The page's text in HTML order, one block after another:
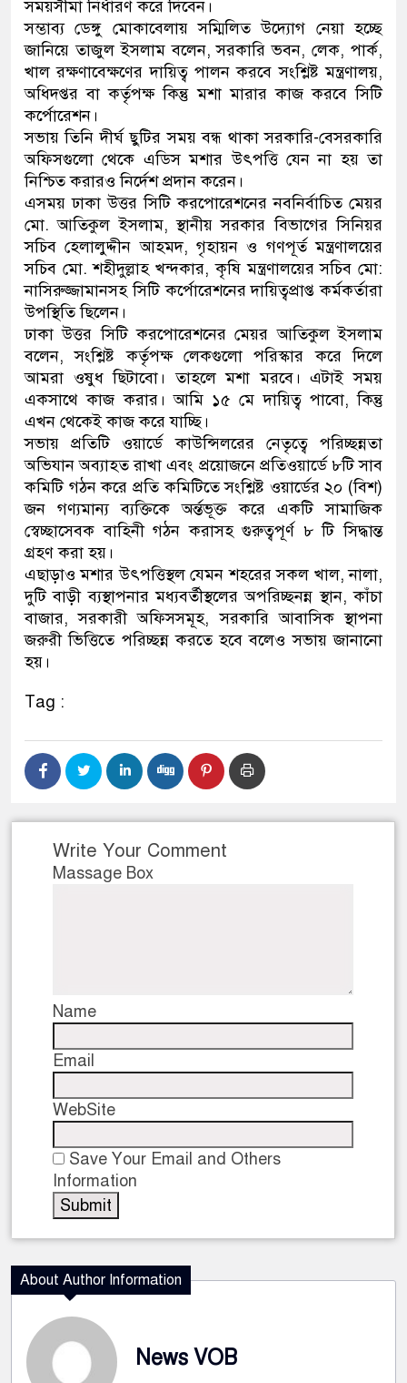
সময়সীমা নির্ধারণ করে দিবেন।
সম্ভাব্য ডেঙ্গু মোকাবেলায় সম্মিলিত উদ্যোগ নেয়া হচ্ছে
জানিয়ে তাজুল ইসলাম বলেন, সরকারি ভবন, লেক, পার্ক,
খাল রক্ষণাবেক্ষণের দায়িত্ব পালন করবে সংশ্লিষ্ট মন্ত্রণালয়,
অধিদপ্তর বা কর্তৃপক্ষ কিন্তু মশা মারার কাজ করবে সিটি
কর্পোরেশন।
সভায় তিনি দীর্ঘ ছুটির সময় বন্ধ থাকা সরকারি-বেসরকারি
অফিসগুলো থেকে এডিস মশার উৎপত্তি যেন না হয় তা
নিশ্চিত করারও নির্দেশ প্রদান করেন।
এসময় ঢাকা উত্তর সিটি করপোরেশনের নবনির্বাচিত মেয়র
মো. আতিকুল ইসলাম, স্থানীয় সরকার বিভাগের সিনিয়র
সচিব হেলালুদ্দীন আহমদ, গৃহায়ন ও গণপূর্ত মন্ত্রণালয়ের
সচিব মো. শহীদুল্লাহ খন্দকার, কৃষি মন্ত্রণালয়ের সচিব মো:
নাসিরুজ্জামানসহ সিটি কর্পোরেশনের দায়িত্বপ্রাপ্ত কর্মকর্তারা
উপস্থিতি ছিলেন।
ঢাকা উত্তর সিটি করপোরেশনের মেয়র আতিকুল ইসলাম
বলেন, সংশ্লিষ্ট কর্তৃপক্ষ লেকগুলো পরিস্কার করে দিলে
আমরা ওষুধ ছিটাবো। তাহলে মশা মরবে। এটাই সময়
একসাথে কাজ করার। আমি ১৫ মে দায়িত্ব পাবো, কিন্তু
এখন থেকেই কাজ করে যাচ্ছি।
সভায় প্রতিটি ওয়ার্ডে কাউন্সিলরের নেতৃত্বে পরিচ্ছন্নতা
অভিযান অব্যাহত রাখা এবং প্রয়োজনে প্রতিওয়ার্ডে ৮টি সাব
কমিটি গঠন করে প্রতি কমিটিতে সংশ্লিষ্ট ওয়ার্ডের ২০ (বিশ)
জন গণ্যমান্য ব্যক্তিকে অর্ন্তভূক্ত করে একটি সামাজিক
স্বেচ্ছাসেবক বাহিনী গঠন করাসহ গুরুত্বপূর্ণ ৮ টি সিদ্ধান্ত
গ্রহণ করা হয়।
এছাড়াও মশার উৎপত্তিস্থল যেমন শহরের সকল খাল, নালা,
দুটি বাড়ী ব্যস্থাপনার মধ্যবর্তীস্থলের অপরিচ্ছনন্ন স্থান, কাঁচা
বাজার, সরকারী অফিসসমূহ, সরকারি আবাসিক স্থাপনা
জরুরী ভিত্তিতে পরিচ্ছন্ন করতে হবে বলেও সভায় জানানো
হয়।
Tag :
Write Your Comment
Massage Box
Name
Email
WebSite
Save Your Email and Others
Information
About Author Information
News VOB